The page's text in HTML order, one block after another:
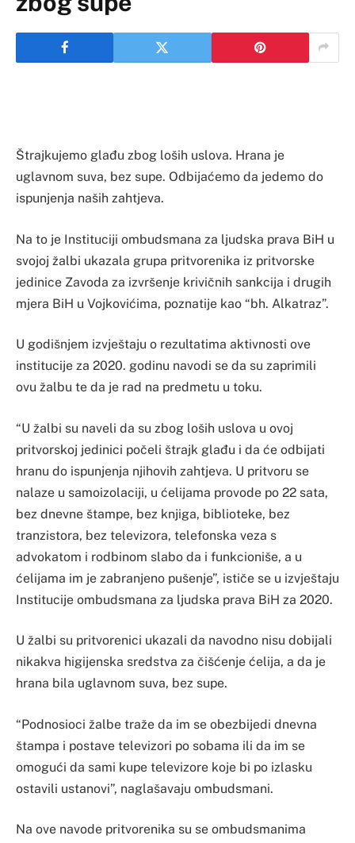
Štrajkujemo glađu zbog loših uslova. Hrana je
uglavnom suva, bez supe. Odbijaćemo da jedemo do
ispunjenja naših zahtjeva.
Na to je Instituciji ombudsmana za ljudska prava BiH u
svojoj žalbi ukazala grupa pritvorenika iz pritvorske
jedinice Zavoda za izvršenje krivičnih sankcija i drugih
mjera BiH u Vojkovićima, poznatije kao “bh. Alkatraz”.
U godišnjem izvještaju o rezultatima aktivnosti ove
institucije za 2020. godinu navodi se da su zaprimili
ovu žalbu te da je rad na predmetu u toku.
“U žalbi su naveli da su zbog loših uslova u ovoj
pritvorskoj jedinici počeli štrajk glađu i da će odbijati
hranu do ispunjenja njihovih zahtjeva. U pritvoru se
nalaze u samoizolaciji, u ćelijama provode po 22 sata,
bez dnevne štampe, bez knjiga, biblioteke, bez
tranzistora, bez televizora, telefonska veza s
advokatom i rodbinom slabo da i funkcioniše, a u
ćelijama im je zabranjeno pušenje”, ističe se u izvještaju
Institucije ombudsmana za ljudska prava BiH za 2020.
U žalbi su pritvorenici ukazali da navodno nisu dobijali
nikakva higijenska sredstva za čišćenje ćelija, a da je
hrana bila uglavnom suva, bez supe.
“Podnosioci žalbe traže da im se obezbijedi dnevna
štampa i postave televizori po sobama ili da im se
omogući da sami kupe televizore koje bi po izlasku
ostavili ustanovi”, naglašavaju ombudsmani.
Na ove navode pritvorenika su se ombudsmanima